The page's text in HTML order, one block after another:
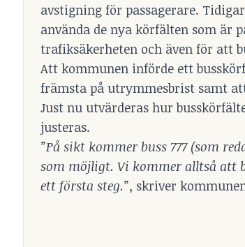
avstigning för passagerare.
använda de nya körfälten som är
trafiksäkerheten och även för att
Att kommunen införde ett
främsta på utrymmesbrist samt
Just nu utvärderas hur
justeras.
”På sikt kommer buss 777 (som
som möjligt. Vi kommer alltså att
ett första steg.”, skriver